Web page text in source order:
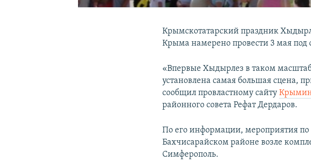
Крымскотатарский праздник
Крыма намерено провести 3 мая
«Впервые Хыдырлез в таком
установлена самая большая сцена,
сообщил провластному сайту
районного совета Рефат Дердаров.
По его информации, мероприятия
Бахчисарайском районе возле
Симферополь.